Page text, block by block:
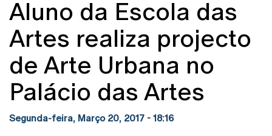
Aluno da Escola das
Artes realiza projecto
de Arte Urbana no
Palácio das Artes
Segunda-feira, Março 20, 2017 - 18:16